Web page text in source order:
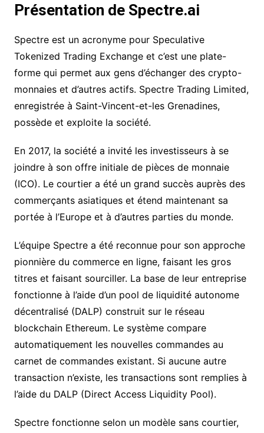
Présentation de Spectre.ai
Spectre est un acronyme pour Speculative
Tokenized Trading Exchange et c’est une plate-
forme qui permet aux gens d’échanger des crypto-
monnaies et d’autres actifs. Spectre Trading Limited,
enregistrée à Saint-Vincent-et-les Grenadines,
possède et exploite la société.
En 2017, la société a invité les investisseurs à se
joindre à son offre initiale de pièces de monnaie
(ICO). Le courtier a été un grand succès auprès des
commerçants asiatiques et étend maintenant sa
portée à l’Europe et à d’autres parties du monde.
L’équipe Spectre a été reconnue pour son approche
pionnière du commerce en ligne, faisant les gros
titres et faisant sourciller. La base de leur entreprise
fonctionne à l’aide d’un pool de liquidité autonome
décentralisé (DALP) construit sur le réseau
blockchain Ethereum. Le système compare
automatiquement les nouvelles commandes au
carnet de commandes existant. Si aucune autre
transaction n’existe, les transactions sont remplies à
l’aide du DALP (Direct Access Liquidity Pool).
Spectre fonctionne selon un modèle sans courtier,